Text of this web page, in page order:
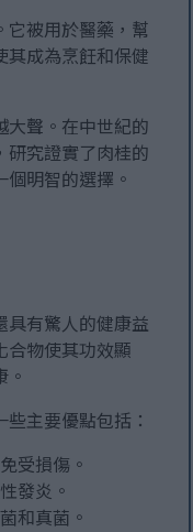
它被用於醫藥，幫
其成為烹飪和保健
大聲。在中世紀的
研究證實了肉桂的
明智的選擇。
具有驚人的健康益
合物使其功效顯
主要優點包括：
受損傷。
發炎。
和真菌。